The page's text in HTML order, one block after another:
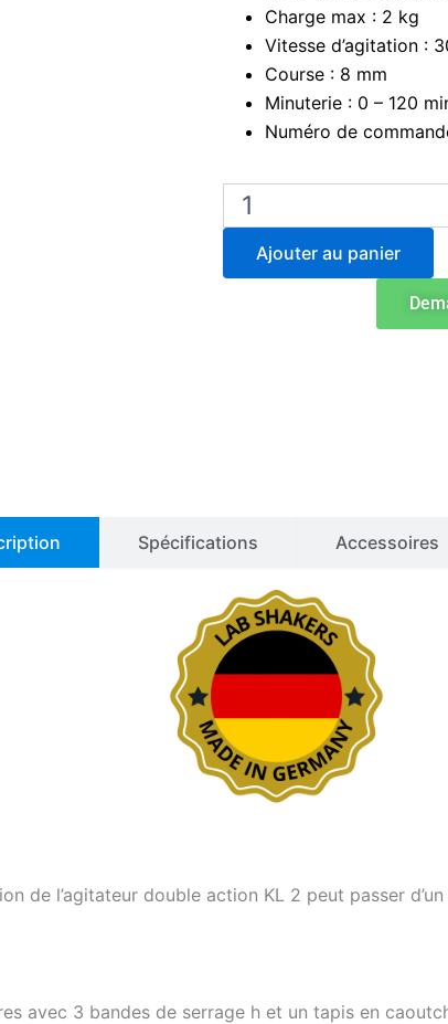
Charge max : 2 kg
Vitesse d’agitation :
Course : 8 mm
Minuterie : 0 – 120
Numéro de
quantité
Edmund
Buhler
Agitateur
Ajouter au panier
Spécifications Accessoires
de l’agitateur double action KL 2 peut passer
avec 3 bandes de serrage h et un tapis en